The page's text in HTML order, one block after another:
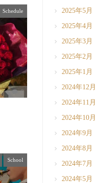
Schedule
0
School
2025年5月
2025年4月
2025年3月
2025年2月
2025年1月
2024年12月
2024年11月
2024年10月
2024年9月
2024年8月
2024年7月
2024年5月